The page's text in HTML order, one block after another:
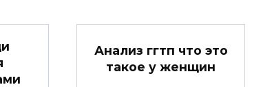
Анализ ггтп что это
такое у женщин